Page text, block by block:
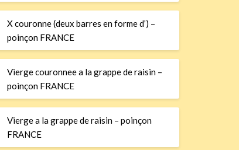
X couronne (deux barres en forme d’) –
poinçon FRANCE
Vierge couronnee a la grappe de raisin –
poinçon FRANCE
Vierge a la grappe de raisin – poinçon
FRANCE